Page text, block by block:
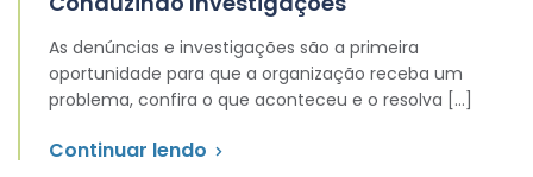
As denúncias e investigações são a primeira
oportunidade para que a organização receba um
problema, confira o que aconteceu e o resolva […]
Continuar lendo